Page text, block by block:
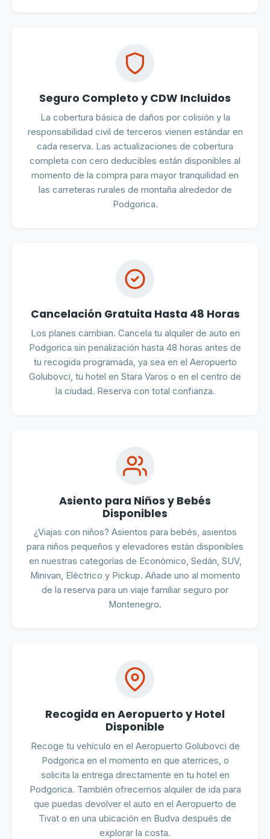
Seguro Completo y CDW Incluidos
La cobertura básica de daños por colisión y la
responsabilidad civil de terceros vienen estándar en
cada reserva. Las actualizaciones de cobertura
completa con cero deducibles están disponibles al
momento de la compra para mayor tranquilidad en
las carreteras rurales de montaña alrededor de
Podgorica.
Cancelación Gratuita Hasta 48 Horas
Los planes cambian. Cancela tu alquiler de auto en
Podgorica sin penalización hasta 48 horas antes de
tu recogida programada, ya sea en el Aeropuerto
Golubovci, tu hotel en Stara Varos o en el centro de
la ciudad. Reserva con total confianza.
Asiento para Niños y Bebés
Disponibles
¿Viajas con niños? Asientos para bebés, asientos
para niños pequeños y elevadores están disponibles
en nuestras categorías de Económico, Sedán, SUV,
Minivan, Eléctrico y Pickup. Añade uno al momento
de la reserva para un viaje familiar seguro por
Montenegro.
Recogida en Aeropuerto y Hotel
Disponible
Recoge tu vehículo en el Aeropuerto Golubovci de
Podgorica en el momento en que aterrices, o
solicita la entrega directamente en tu hotel en
Podgorica. También ofrecemos alquiler de ida para
que puedas devolver el auto en el Aeropuerto de
Tivat o en una ubicación en Budva después de
explorar la costa.